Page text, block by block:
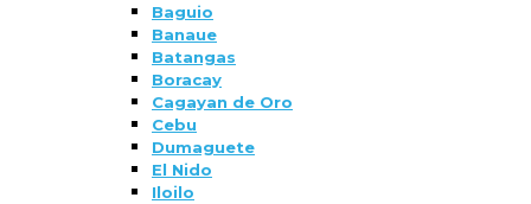
Baguio
Banaue
Batangas
Boracay
Cagayan de Oro
Cebu
Dumaguete
El Nido
Iloilo